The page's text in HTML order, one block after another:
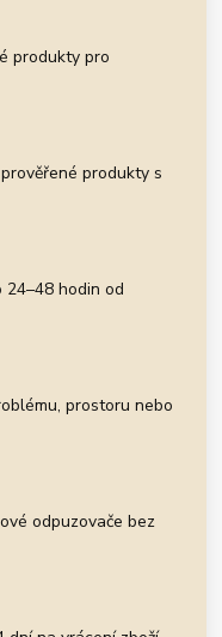
produkty pro
produkty s
hodin od
prostoru nebo
odpuzovače bez